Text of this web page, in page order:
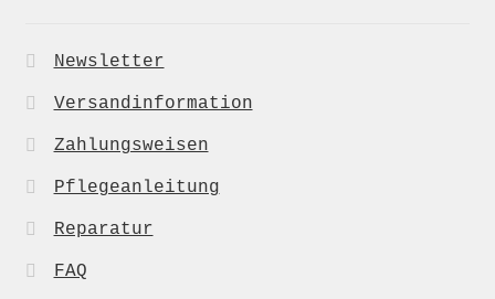
Newsletter
Versandinformation
Zahlungsweisen
Pflegeanleitung
Reparatur
FAQ